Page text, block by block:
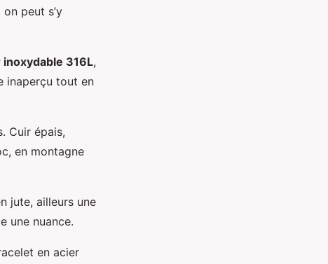
peut s’y
inoxydable 316L,
inaperçu tout en
Cuir épais,
en montagne
jute, ailleurs une
une nuance.
en acier